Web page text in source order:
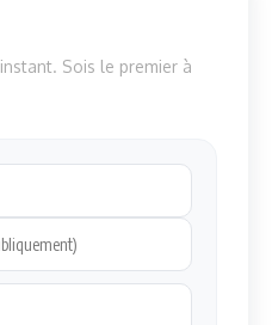
Sois le premier à